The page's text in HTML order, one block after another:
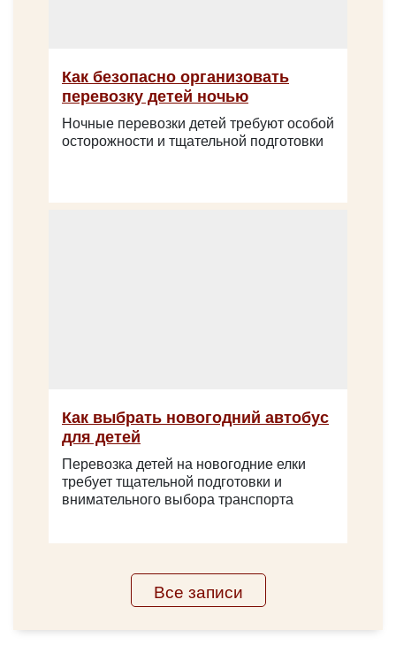
Iveco Foxbus 32 места
Как безопасно организовать
перевозку детей ночью
Ночные перевозки детей требуют особой
осторожности и тщательной подготовки
Как выбрать новогодний автобус
для детей
Перевозка детей на новогодние елки
требует тщательной подготовки и
внимательного выбора транспорта
Все записи